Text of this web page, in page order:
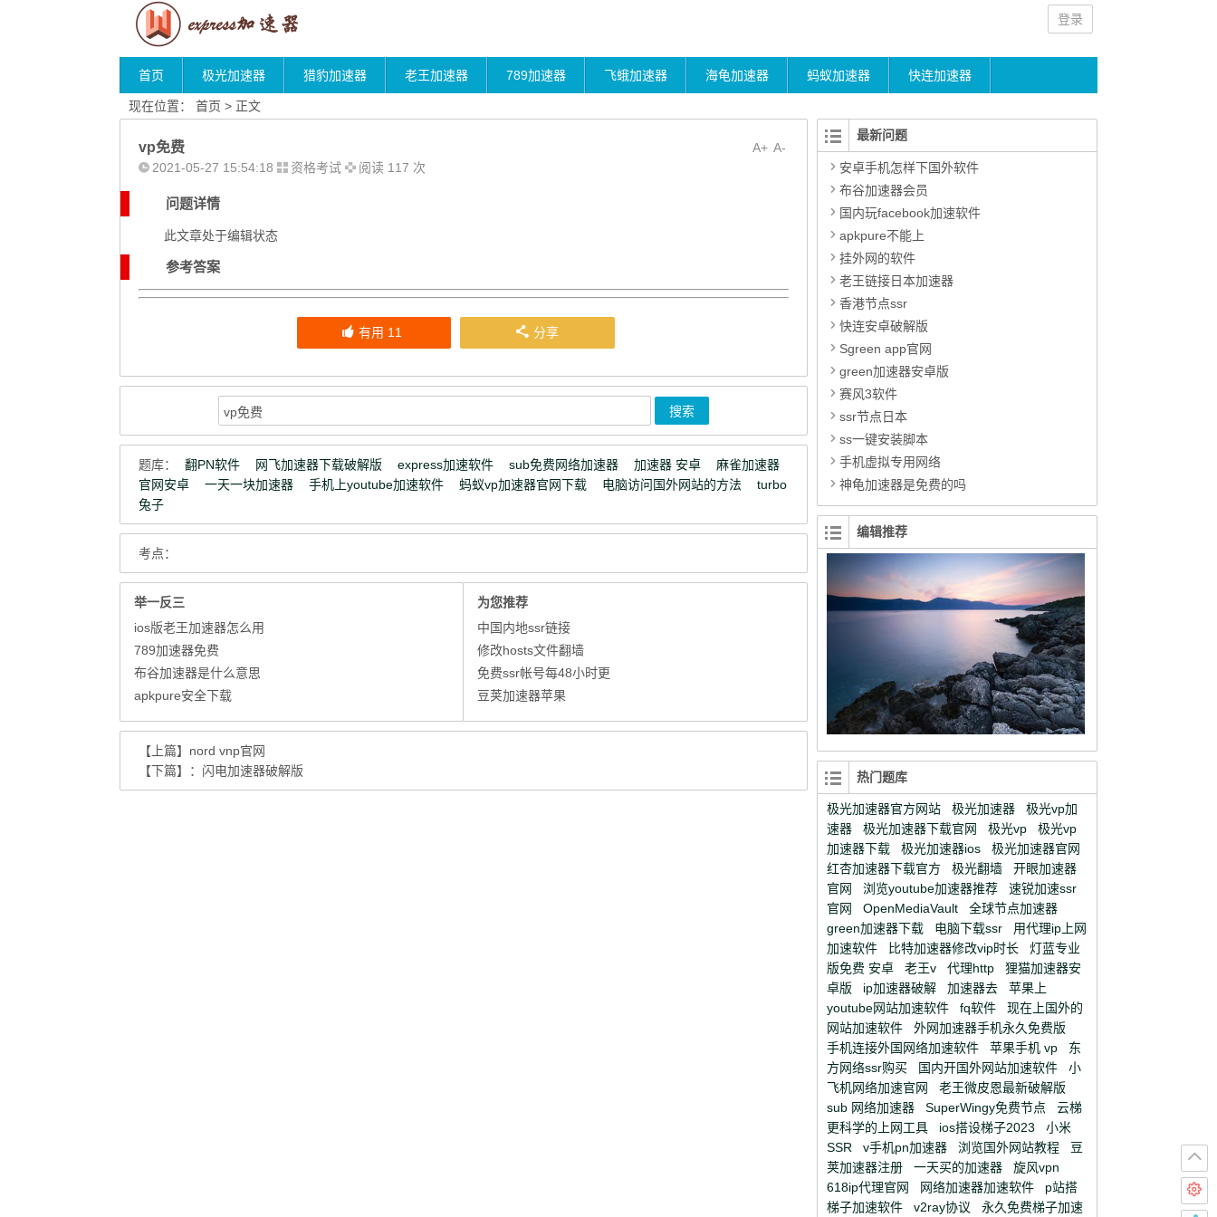
登录
首页 极光加速器 猎豹加速器 老王加速器 789加速器 飞蛾加速器 海龟加速器 蚂蚁加速器 快连加速器
现在位置： 首页 > 正文
A-
A+
vp免费
2021-05-27 15:54:18 资格考试 阅读 117 次
问题详情
此文章处于编辑状态
参考答案
有用 11 分享
题库： 翻PN软件 网飞加速器下载破解版 express加速软件 sub免费网络加速器 加速器 安卓
麻雀加速器
官网安卓
一天一块加速器 手机上youtube加速软件 蚂蚁vp加速器官网下载 电脑访问国外网站的方法
turbo
兔子
考点：
举一反三
ios版老王加速器怎么用
789加速器免费
布谷加速器是什么意思
apkpure安全下载
为您推荐
中国内地ssr链接
修改hosts文件翻墙
免费ssr帐号每48小时更
豆荚加速器苹果
【上篇】 nord vnp官网
【下篇】： 闪电加速器破解版
最新问题
安卓手机怎样下国外软件
布谷加速器会员
国内玩facebook加速软件
apkpure不能上
挂外网的软件
老王链接日本加速器
香港节点ssr
快连安卓破解版
Sgreen app官网
green加速器安卓版
赛风3软件
ssr节点日本
ss一键安装脚本
手机虚拟专用网络
神龟加速器是免费的吗
编辑推荐
热门题库
极光加速器官方网站 极光加速器
极光vp加
速器
极光加速器下载官网 极光vp
极光vp
加速器下载
极光加速器ios
极光加速器官网
红杏加速器下载官方
极光翻墙
开眼加速器
官网
浏览youtube加速器推荐
速锐加速ssr
官网
OpenMediaVault
全球节点加速器
green加速器下载
电脑下载ssr
用代理ip上网
加速软件
比特加速器修改vip时长
灯蓝专业
版免费 安卓
老王v 代理http
狸猫加速器安
卓版
ip加速器破解 加速器去
苹果上
youtube网站加速软件
fq软件
现在上国外的
网站加速软件
外网加速器手机永久免费版
手机连接外国网络加速软件
苹果手机 vp
东
方网络ssr购买
国内开国外网站加速软件
小
飞机网络加速官网
老王微皮恩最新破解版
sub 网络加速器
SuperWingy免费节点
云梯
更科学的上网工具
ios搭设梯子2023
小米
SSR
v手机pn加速器 浏览国外网站教程
豆
荚加速器注册
一天买的加速器
旋风vpn
618ip代理官网
网络加速器加速软件
p站搭
梯子加速软件
v2ray协议 永久免费梯子加速